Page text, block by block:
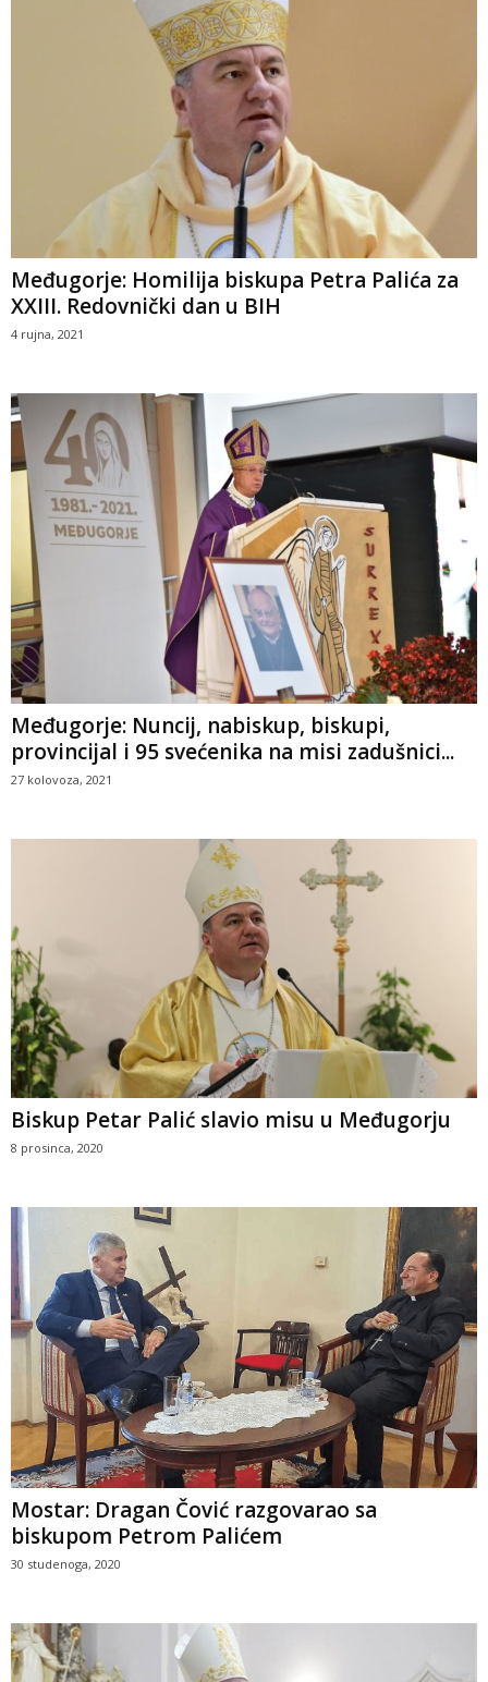
Međugorje: Homilija biskupa Petra Palića za
XXIII. Redovnički dan u BIH
4 rujna, 2021
Međugorje: Nuncij, nabiskup, biskupi,
provincijal i 95 svećenika na misi zadušnici...
27 kolovoza, 2021
Biskup Petar Palić slavio misu u Međugorju
8 prosinca, 2020
Mostar: Dragan Čović razgovarao sa
biskupom Petrom Palićem
30 studenoga, 2020